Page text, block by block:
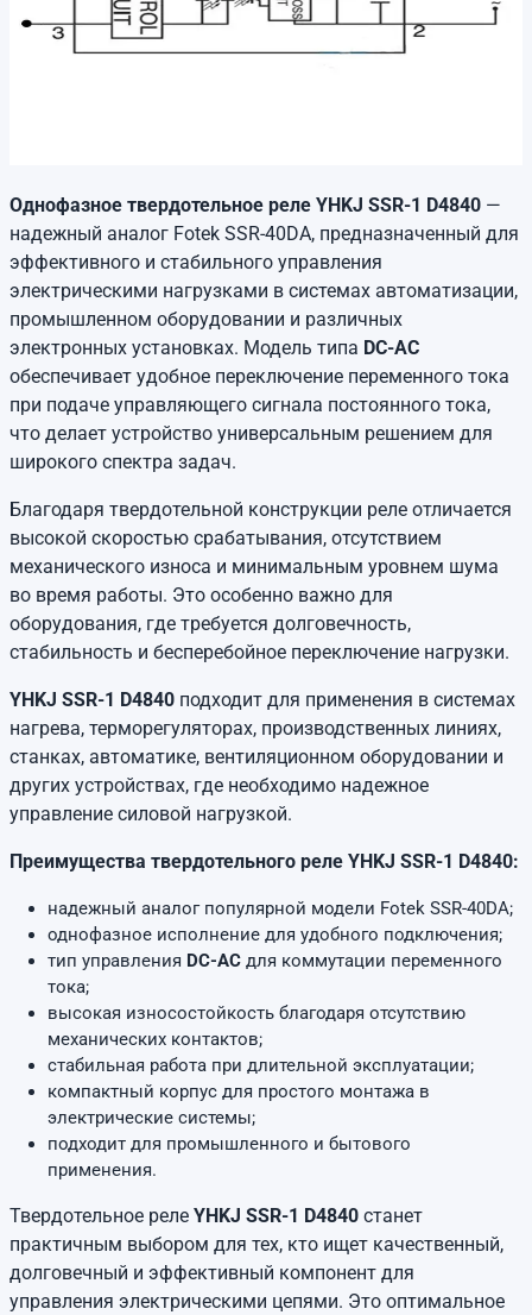
Однофазное твердотельное реле YHKJ SSR-1 D4840 —
надежный аналог Fotek SSR-40DA, предназначенный для
эффективного и стабильного управления
электрическими нагрузками в системах автоматизации,
промышленном оборудовании и различных
электронных установках. Модель типа DC-AC
обеспечивает удобное переключение переменного тока
при подаче управляющего сигнала постоянного тока,
что делает устройство универсальным решением для
широкого спектра задач.
Благодаря твердотельной конструкции реле отличается
высокой скоростью срабатывания, отсутствием
механического износа и минимальным уровнем шума
во время работы. Это особенно важно для
оборудования, где требуется долговечность,
стабильность и бесперебойное переключение нагрузки.
YHKJ SSR-1 D4840 подходит для применения в системах
нагрева, терморегуляторах, производственных линиях,
станках, автоматике, вентиляционном оборудовании и
других устройствах, где необходимо надежное
управление силовой нагрузкой.
Преимущества твердотельного реле YHKJ SSR-1 D4840:
надежный аналог популярной модели Fotek SSR-40DA;
однофазное исполнение для удобного подключения;
тип управления DC-AC для коммутации переменного
тока;
высокая износостойкость благодаря отсутствию
механических контактов;
стабильная работа при длительной эксплуатации;
компактный корпус для простого монтажа в
электрические системы;
подходит для промышленного и бытового
применения.
Твердотельное реле YHKJ SSR-1 D4840 станет
практичным выбором для тех, кто ищет качественный,
долговечный и эффективный компонент для
управления электрическими цепями. Это оптимальное